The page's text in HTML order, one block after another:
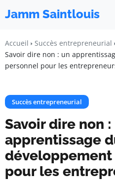
Jamm Saintlouis
Accueil
Succès entrepreneurial
Savoir dire non : un
personnel pour les
Succès entrepreneurial
Savoir dire non :
apprentissage
pour les